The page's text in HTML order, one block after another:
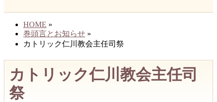
HOME »
巻頭言とお知らせ »
カトリック仁川教会主任司祭
カトリック仁川教会主任司
祭